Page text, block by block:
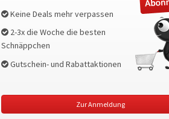
Keine Deals mehr verpassen
2-3x die Woche die besten
Schnäppchen
Gutschein- und Rabattaktionen
Zur Anmeldung